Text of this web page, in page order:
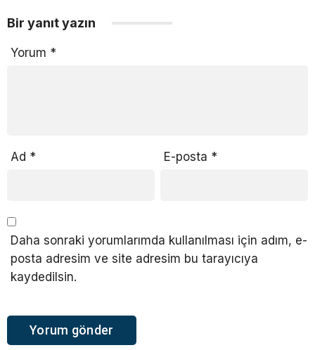
Bir yanıt yazın
Yorum *
Ad * E-posta *
Daha sonraki yorumlarımda kullanılması için adım, e-
posta adresim ve site adresim bu tarayıcıya
kaydedilsin.